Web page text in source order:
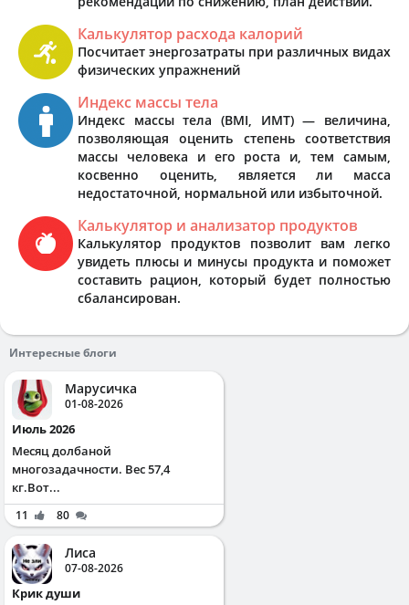
Калькулятор расхода калорий
Посчитает энергозатраты при различных видах
физических упражнений
Индекс массы тела
Индекс массы тела (BMI, ИМТ) — величина,
позволяющая оценить степень соответствия
массы человека и его роста и, тем самым,
косвенно оценить, является ли масса
недостаточной, нормальной или избыточной.
Калькулятор и анализатор продуктов
Калькулятор продуктов позволит вам легко
увидеть плюсы и минусы продукта и поможет
составить рацион, который будет полностью
сбалансирован.
Интересные блоги
Марусичка
01-08-2026
Июль 2026
Месяц долбаной
многозадачности. Вес 57,4
кг.Вот...
11 80
Лиса
07-08-2026
Крик души